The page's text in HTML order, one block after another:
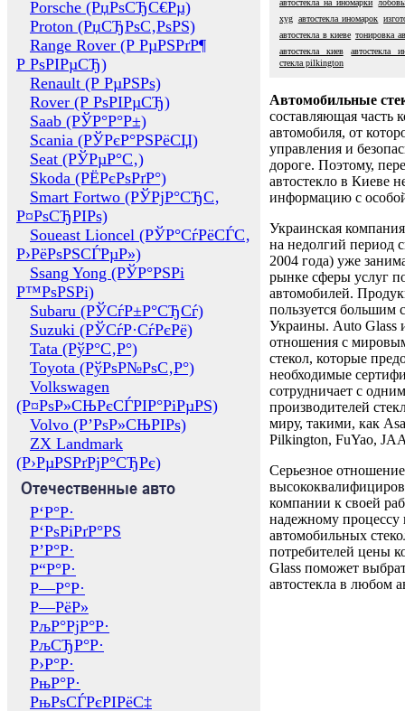
Porsche (РџРѕСЂС€Рµ)
Proton (РџСЂРѕС‚РѕРЅ)
Range Rover (Р РµРЅРґР¶
Р РѕРІРµСЂ)
Renault (Р РµРЅРѕ)
Rover (Р РѕРІРµСЂ)
Saab (РЎР°Р°Р±)
Scania (РЎРєР°РЅРёСЏ)
Seat (РЎРµР°С‚)
Skoda (РЁРєРѕРґР°)
Smart Fortwo (РЎРјР°СЂС‚
Р¤РѕСЂРІРѕ)
Soueast Lioncel (РЎР°СѓРёСЃС‚
Р›РёРѕРЅСЃРµР»)
Ssang Yong (РЎР°РЅРі
Р™РѕРЅРі)
Subaru (РЎСѓР±Р°СЂСѓ)
Suzuki (РЎСѓР·СѓРєРё)
Tata (РўР°С‚Р°)
Toyota (РўРѕР№РѕС‚Р°)
Volkswagen
(Р¤РѕР»СЊРєСЃРІР°РіРµРЅ)
Volvo (Р’РѕР»СЊРІРѕ)
ZX Landmark
(Р›РµРЅРґРјР°СЂРє)
Отечественные авто
Р‘Р°Р·
Р‘РѕРіРґР°РЅ
Р’Р°Р·
Р“Р°Р·
Р—Р°Р·
Р—РёР»
РљР°РјР°Р·
РљСЂР°Р·
Р›Р°Р·
РњР°Р·
РњРѕСЃРєРІРёС‡
автостекла на иномарки
xyg автостекла иномарок
автостекла в киеве тонировка
автостекла киев
автостекла
стекла pilkington
Автомобильные
составляющая часть
автомобиля, от
управления и
дороге. Поэтому,
автостекло в Киеве
информацию с
Украинская
на недолгий период
2004 года) уже
рынке сферы услуг
автомобилей.
пользуется большим
Украины. Auto Glass
отношения с
стекол, которые
необходимые
сотрудничает с
производителей
миру, такими, как
Pilkington, FuYao,
Серьезное отношение
компании к своей
надежному процессу
автомобильных
потребителей цены
Glass поможет
автостекла в любом